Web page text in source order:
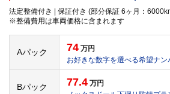
法定整備付き | 保証付き (部分保証 6ヶ月：
※整備費用は車両価格に含まれます
Aパック 74 万円
お好きな数字を選べる希望ナン
Bパック 77.4 万円